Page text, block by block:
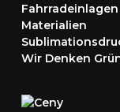
Fahrradeinlagen
Materialien
Wir Denken